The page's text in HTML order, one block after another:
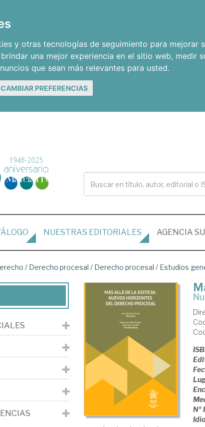
y otras tecnologías de seguimiento para mejorar
una mejor experiencia en el sitio web, medir
que sean más relevantes para usted.
CAMBIAR PREFERENCIAS
NUESTRAS EDITORIALES AGENCIA
/ Derecho procesal / Derecho procesal / Estudios
Nº